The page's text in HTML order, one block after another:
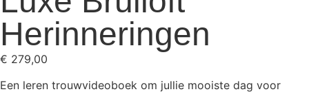
Herinneringen
€ 279,00
Een leren trouwvideoboek om jullie mooiste dag voor